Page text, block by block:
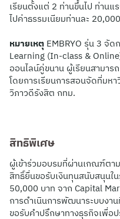
เรียนตั้งแต่ 2 ท่านขึ้นไป ท่าน
ไปค่าธรรมเนียมท่านละ
หมายเหตุ EMBRYO รุ่น 3 จั
Learning (In-class &
ออนไลน์คู่ขนาน ผู้เรียนสามาร
โดยการเรียนการสอนจัดที่มห
วิภาวดีรังสิต กทม.
สิทธิพิเศษ
ผู้เข้าร่วมอบรมที่ผ่านเกณฑ์ตา
สิทธิ์ยื่นขอรับเงินทุนสนับสนุนใ
50,000 บาท จาก Capital
การดำเนินการพัฒนาระบบงา
ขอรับคำปรึกษาทางธุรกิจเพื่อ